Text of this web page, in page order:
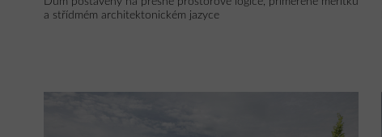
a střídmém architektonickém jazyce